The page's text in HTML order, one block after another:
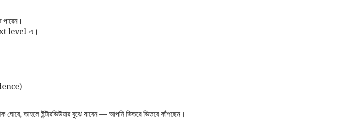
level-এ।
তাহলে ইন্টারভিউয়ার বুঝে যাবেন — আপনি ভিতরে ভিতরে কাঁপছেন।